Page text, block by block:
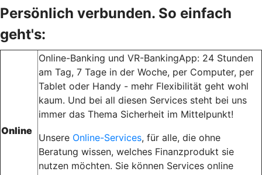
Persönlich verbunden. So einfach
geht's:
Online
Online-Banking und VR-BankingApp: 24 Stunden
am Tag, 7 Tage in der Woche, per Computer, per
Tablet oder Handy - mehr Flexibilität geht wohl
kaum. Und bei all diesen Services steht bei uns
immer das Thema Sicherheit im Mittelpunkt!
Unsere Online-Services, für alle, die ohne
Beratung wissen, welches Finanzprodukt sie
nutzen möchten. Sie können Services online